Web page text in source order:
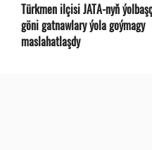
Türkmen ilçisi JATA-nyň
göni gatnawlary ýola goýmagy
maslahatlaşdy